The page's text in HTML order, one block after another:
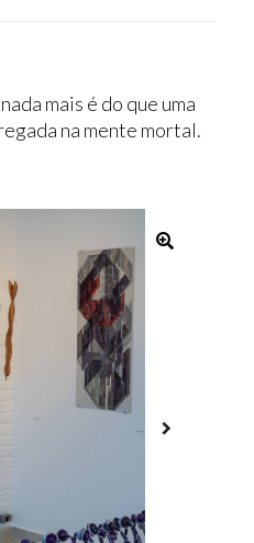
mais é do que uma
na mente mortal.